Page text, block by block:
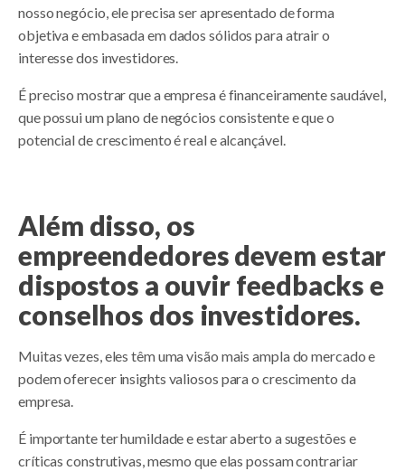
nosso negócio, ele precisa ser apresentado de forma
objetiva e embasada em dados sólidos para atrair o
interesse dos investidores.
É preciso mostrar que a empresa é financeiramente saudável,
que possui um plano de negócios consistente e que o
potencial de crescimento é real e alcançável.
Além disso, os
empreendedores devem estar
dispostos a ouvir feedbacks e
conselhos dos investidores.
Muitas vezes, eles têm uma visão mais ampla do mercado e
podem oferecer insights valiosos para o crescimento da
empresa.
É importante ter humildade e estar aberto a sugestões e
críticas construtivas, mesmo que elas possam contrariar